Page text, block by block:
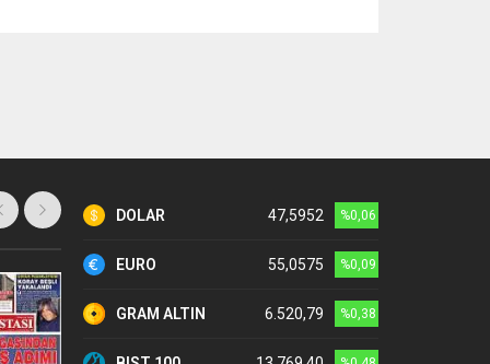
DOLAR 47,5952 %0,06
EURO 55,0575 %0,09
GRAM ALTIN 6.520,79 %0,38